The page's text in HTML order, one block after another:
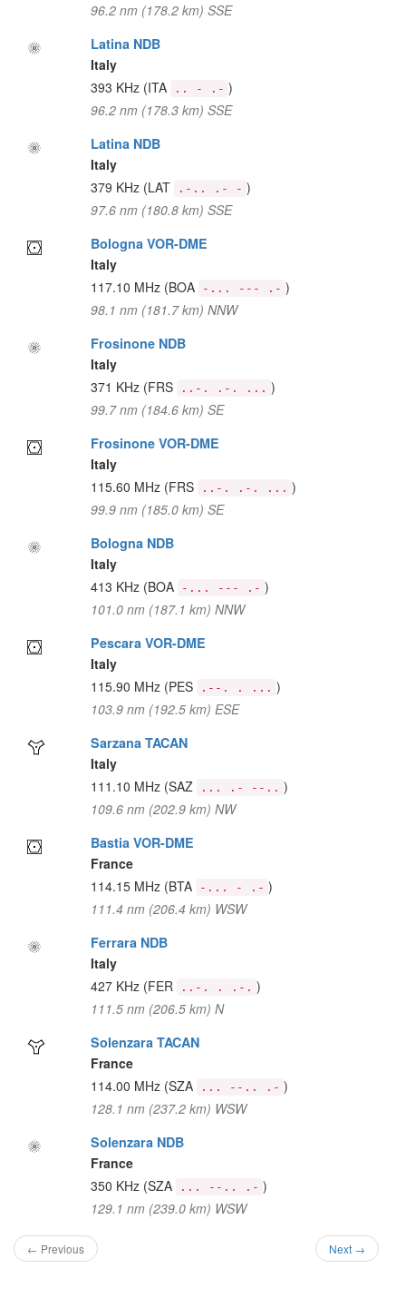
96.2 nm (178.2 km) SSE
Latina NDB
Italy
393 KHz (ITA .. - .- )
96.2 nm (178.3 km) SSE
Latina NDB
Italy
379 KHz (LAT .-.. .- - )
97.6 nm (180.8 km) SSE
Bologna VOR-DME
Italy
117.10 MHz (BOA -... --- .- )
98.1 nm (181.7 km) NNW
Frosinone NDB
Italy
371 KHz (FRS ..-. .-. ... )
99.7 nm (184.6 km) SE
Frosinone VOR-DME
Italy
115.60 MHz (FRS ..-. .-. ... )
99.9 nm (185.0 km) SE
Bologna NDB
Italy
413 KHz (BOA -... --- .- )
101.0 nm (187.1 km) NNW
Pescara VOR-DME
Italy
115.90 MHz (PES .--. . ... )
103.9 nm (192.5 km) ESE
Sarzana TACAN
Italy
111.10 MHz (SAZ ... .- --.. )
109.6 nm (202.9 km) NW
Bastia VOR-DME
France
114.15 MHz (BTA -... - .- )
111.4 nm (206.4 km) WSW
Ferrara NDB
Italy
427 KHz (FER ..-. . .-. )
111.5 nm (206.5 km) N
Solenzara TACAN
France
114.00 MHz (SZA ... --.. .- )
128.1 nm (237.2 km) WSW
Solenzara NDB
France
350 KHz (SZA ... --.. .- )
129.1 nm (239.0 km) WSW
← Previous Next →